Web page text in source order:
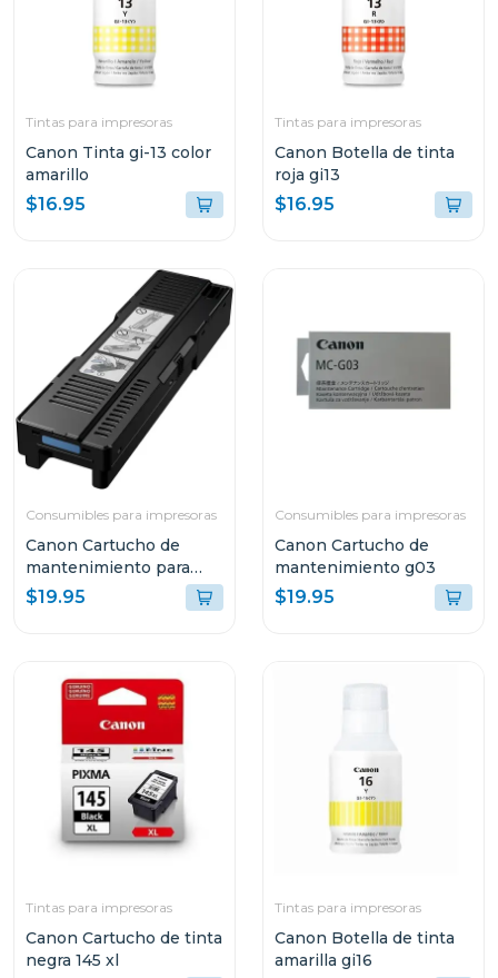
Tintas para impresoras
Canon Tinta gi-13 color
amarillo
$16.95
Tintas para impresoras
Canon Botella de tinta
roja gi13
$16.95
Consumibles para impresoras
Canon Cartucho de
mantenimiento para
impresoras maxify
$19.95
Consumibles para impresoras
Canon Cartucho de
mantenimiento g03
$19.95
Tintas para impresoras
Canon Cartucho de tinta
negra 145 xl
Tintas para impresoras
Canon Botella de tinta
amarilla gi16